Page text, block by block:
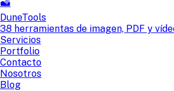
🏜️
DuneTools
38 herramientas de imagen, PDF y
Servicios
Portfolio
Contacto
Nosotros
Blog